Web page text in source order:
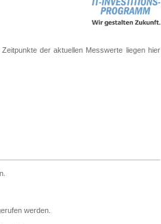
der aktuellen Messwerte liegen hier
werden.